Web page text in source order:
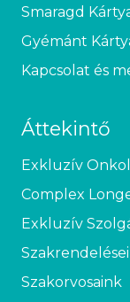
Smaragd
Gyémánt
Kapcsolat és
Áttekintő
Exkluzív
Complex
Exkluzív
Szakorvosaink